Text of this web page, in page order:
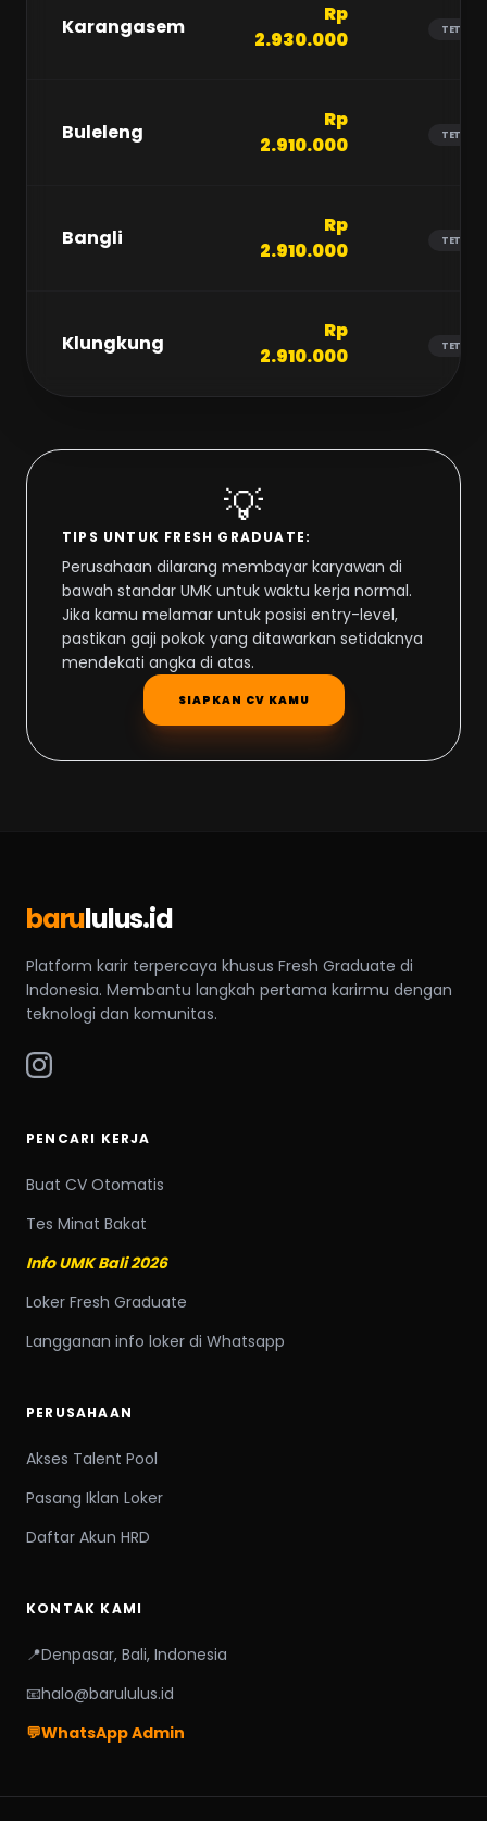
Karangasem
Rp
2.930.000
TETAP
Buleleng
Rp
2.910.000
TETAP
Bangli
Rp
2.910.000
TETAP
Klungkung
Rp
2.910.000
TETAP
💡
TIPS UNTUK FRESH GRADUATE:
Perusahaan dilarang membayar karyawan di
bawah standar UMK untuk waktu kerja normal.
Jika kamu melamar untuk posisi entry-level,
pastikan gaji pokok yang ditawarkan setidaknya
mendekati angka di atas.
SIAPKAN CV KAMU
barululus.id
Platform karir terpercaya khusus Fresh Graduate di
Indonesia. Membantu langkah pertama karirmu dengan
teknologi dan komunitas.
PENCARI KERJA
Buat CV Otomatis
Tes Minat Bakat
Info UMK Bali 2026
Loker Fresh Graduate
Langganan info loker di Whatsapp
PERUSAHAAN
Akses Talent Pool
Pasang Iklan Loker
Daftar Akun HRD
KONTAK KAMI
📍Denpasar, Bali, Indonesia
📧halo@barululus.id
💬WhatsApp Admin